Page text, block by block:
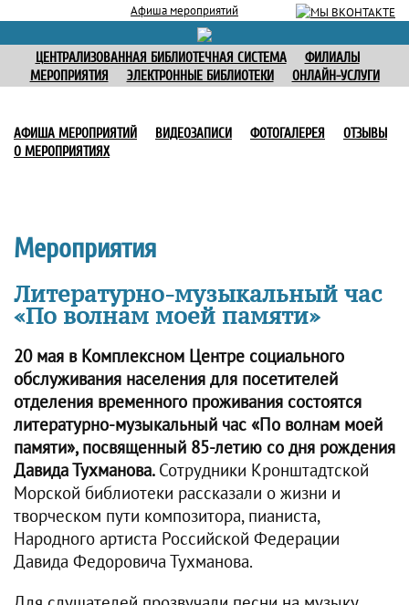
Афиша мероприятий
ЦЕНТРАЛИЗОВАННАЯ БИБЛИОТЕЧНАЯ СИСТЕМА
ФИЛИАЛЫ
МЕРОПРИЯТИЯ
ЭЛЕКТРОННЫЕ БИБЛИОТЕКИ ОНЛАЙН-УСЛУГИ
АФИША МЕРОПРИЯТИЙ ВИДЕОЗАПИСИ ФОТОГАЛЕРЕЯ
ОТЗЫВЫ
О МЕРОПРИЯТИЯХ
Мероприятия
Литературно-музыкальный час
«По волнам моей памяти»
20 мая в Комплексном Центре социального
обслуживания населения для посетителей
отделения временного проживания состоятся
литературно-музыкальный час «По волнам моей
памяти», посвященный 85-летию со дня рождения
Давида Тухманова. Сотрудники Кронштадтской
Морской библиотеки рассказали о жизни и
творческом пути композитора, пианиста,
Народного артиста Российской Федерации
Давида Федоровича Тухманова.